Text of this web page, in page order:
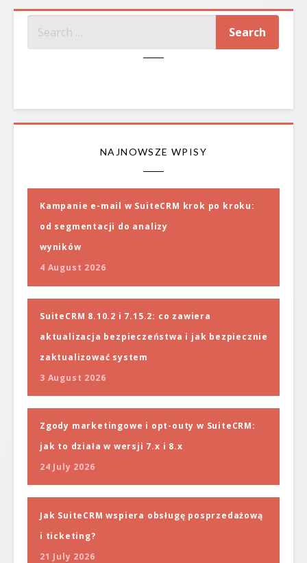
NAJNOWSZE WPISY
Kampanie e-mail w SuiteCRM krok po kroku:
od segmentacji do analizy
wyników
4 August 2026
SuiteCRM 8.10.2 i 7.15.2: co zawiera
aktualizacja bezpieczeństwa i jak bezpiecznie
zaktualizować system
3 August 2026
Zgody marketingowe i opt-outy w SuiteCRM:
jak to działa w wersji 7.x i 8.x
24 July 2026
Jak SuiteCRM wspiera obsługę posprzedażową
i ticketing?
21 July 2026